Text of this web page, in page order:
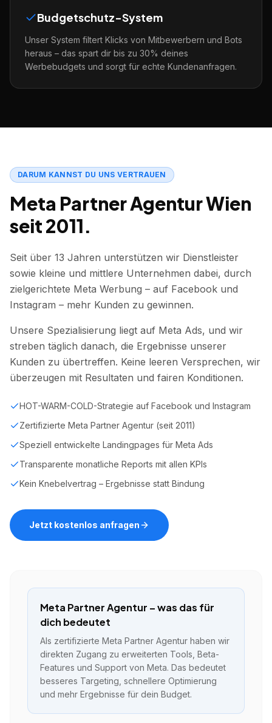
Budgetschutz-System
Unser System filtert Klicks von Mitbewerbern und Bots
heraus – das spart dir bis zu 30% deines
Werbebudgets und sorgt für echte Kundenanfragen.
DARUM KANNST DU UNS VERTRAUEN
Meta Partner Agentur Wien
seit 2011.
Seit über 13 Jahren unterstützen wir Dienstleister
sowie kleine und mittlere Unternehmen dabei, durch
zielgerichtete Meta Werbung – auf Facebook und
Instagram – mehr Kunden zu gewinnen.
Unsere Spezialisierung liegt auf Meta Ads, und wir
streben täglich danach, die Ergebnisse unserer
Kunden zu übertreffen. Keine leeren Versprechen, wir
überzeugen mit Resultaten und fairen Konditionen.
HOT-WARM-COLD-Strategie auf Facebook und Instagram
Zertifizierte Meta Partner Agentur (seit 2011)
Speziell entwickelte Landingpages für Meta Ads
Transparente monatliche Reports mit allen KPIs
Kein Knebelvertrag – Ergebnisse statt Bindung
Jetzt kostenlos anfragen
Meta Partner Agentur – was das für
dich bedeutet
Als zertifizierte Meta Partner Agentur haben wir
direkten Zugang zu erweiterten Tools, Beta-
Features und Support von Meta. Das bedeutet
besseres Targeting, schnellere Optimierung
und mehr Ergebnisse für dein Budget.